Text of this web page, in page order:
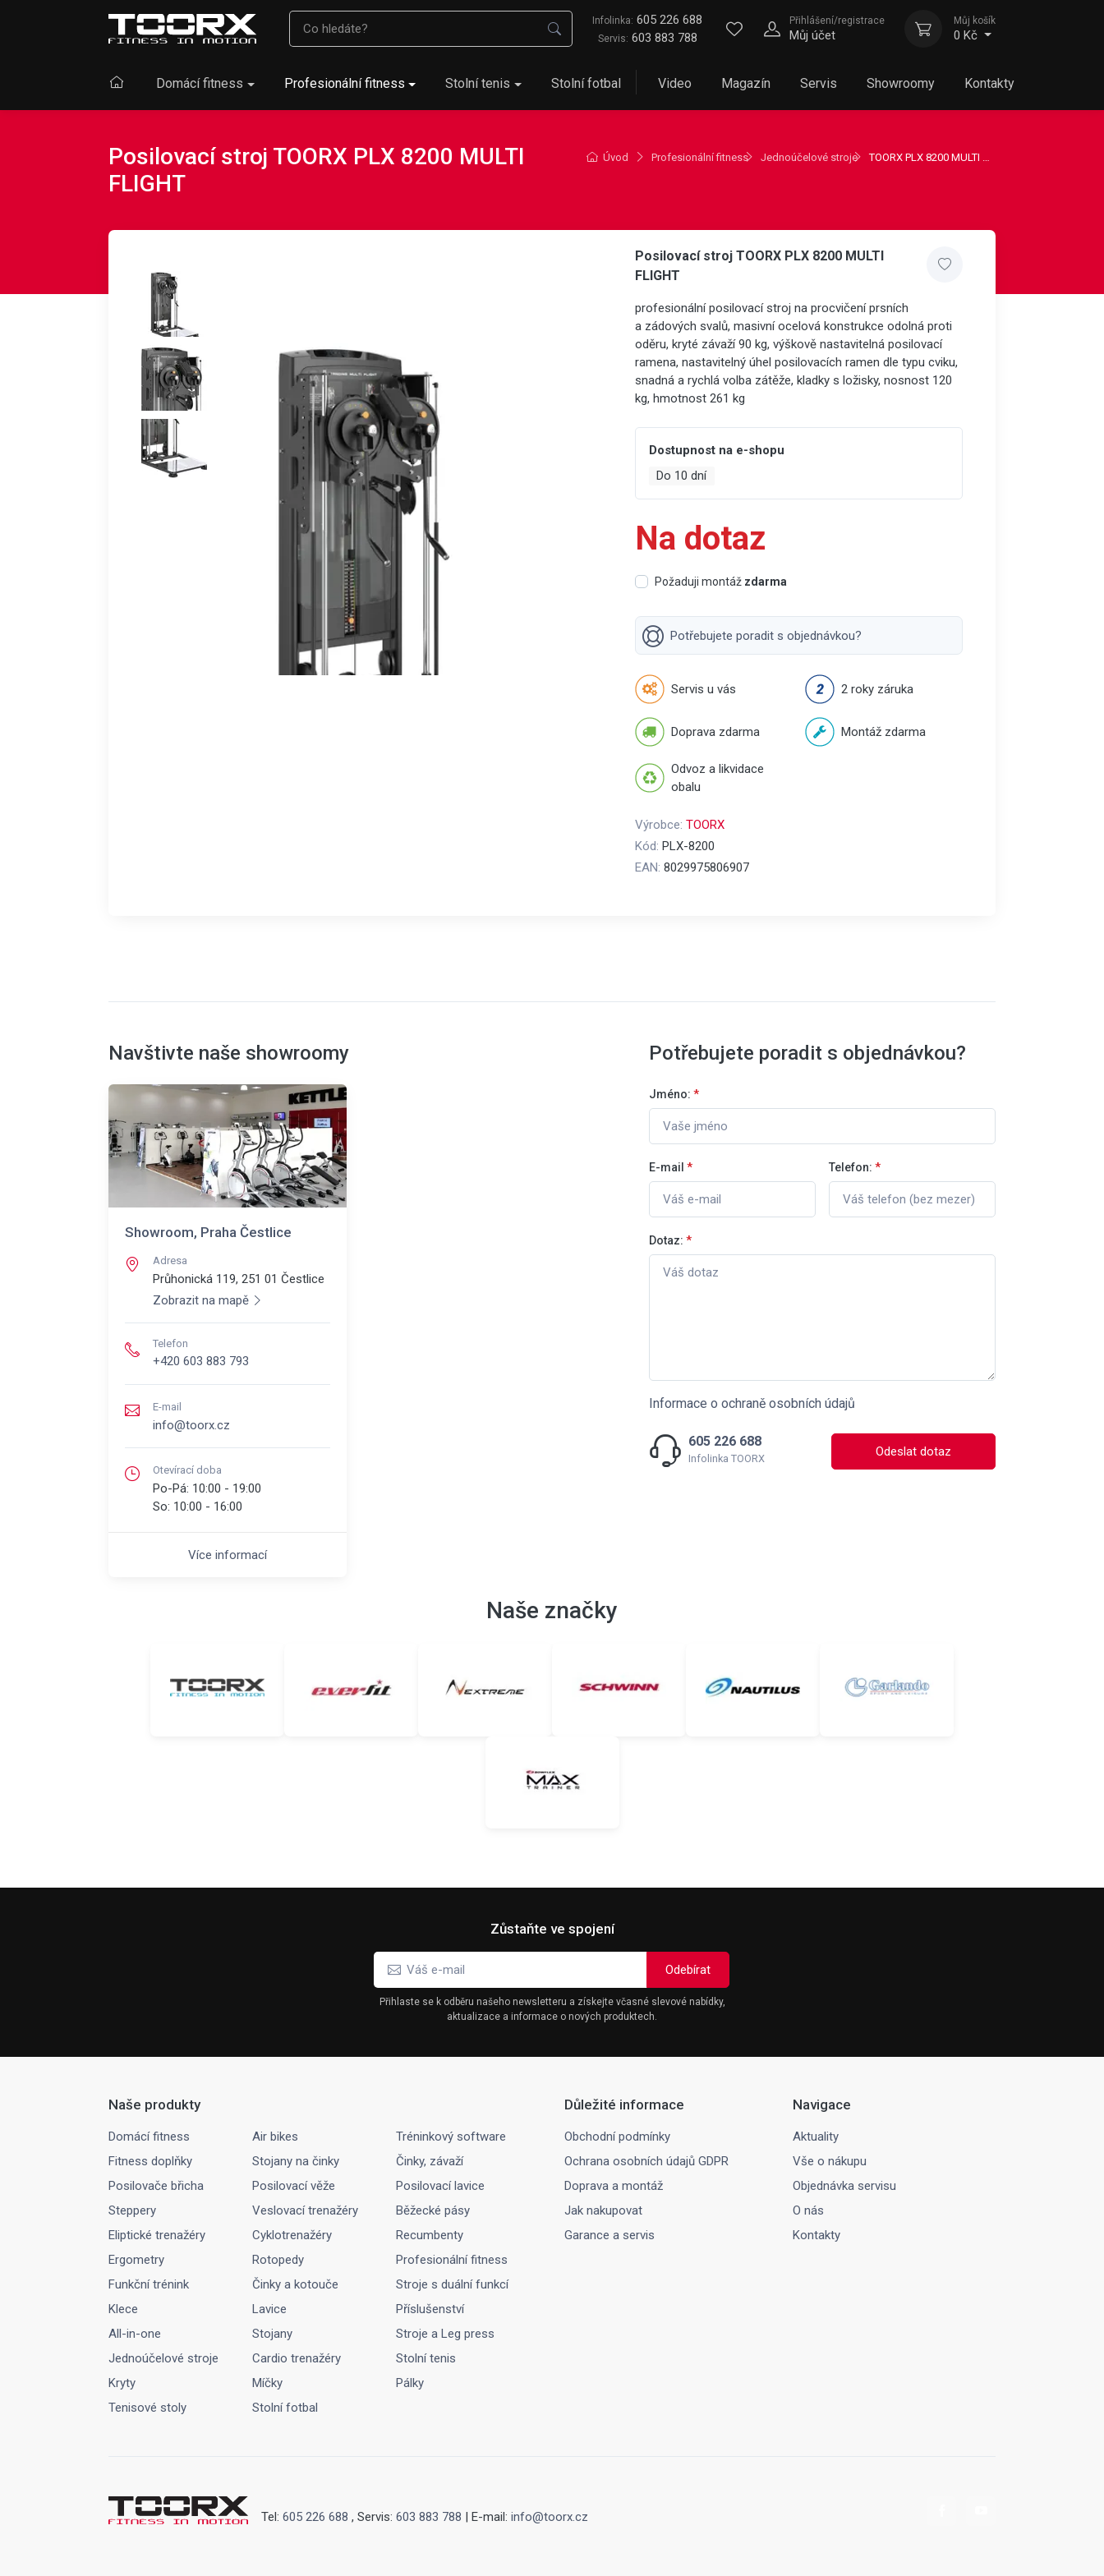
Infolinka: 605 226 688
Servis: 603 883 788
Přihlášení/registrace
Můj účet
Můj košík
0 Kč
Domácí fitness Profesionální fitness Stolní tenis Stolní fotbal Video Magazín Servis Showroomy Kontakty
Úvod Profesionální fitness Jednoúčelové stroje TOORX PLX 8200 MULTI FLIGHT
Posilovací stroj TOORX PLX 8200 MULTI
FLIGHT
Posilovací stroj TOORX PLX 8200 MULTI
FLIGHT
profesionální posilovací stroj na procvičení prsních
a zádových svalů, masivní ocelová konstrukce odolná proti
oděru, kryté závaží 90 kg, výškově nastavitelná posilovací
ramena, nastavitelný úhel posilovacích ramen dle typu cviku,
snadná a rychlá volba zátěže, kladky s ložisky, nosnost 120
kg, hmotnost 261 kg
Dostupnost na e-shopu
Do 10 dní
Na dotaz
Požaduji montáž zdarma
Potřebujete poradit s objednávkou?
Servis u vás 2 roky záruka
Doprava zdarma Montáž zdarma
Odvoz a likvidace
obalu
Výrobce: TOORX
Kód: PLX-8200
EAN: 8029975806907
Navštivte naše showroomy
Showroom, Praha Čestlice
Adresa
Průhonická 119, 251 01 Čestlice
Zobrazit na mapě
Telefon
+420 603 883 793
E-mail
info@toorx.cz
Otevírací doba
Po-Pá: 10:00 - 19:00
So: 10:00 - 16:00
Více informací
Potřebujete poradit s objednávkou?
Jméno: *
E-mail * Telefon: *
Dotaz: *
Informace o ochraně osobních údajů
605 226 688
Infolinka TOORX Odeslat dotaz
Naše značky
Zůstaňte ve spojení
Přihlaste se k odběru našeho newsletteru a získejte včasné slevové nabídky,
aktualizace a informace o nových produktech.
Naše produkty
Domácí fitness Air bikes
Tréninkový software
Fitness doplňky
Stojany na činky
Činky, závaží
Posilovače břicha
Posilovací věže
Posilovací lavice
Steppery
Veslovací trenažéry
Běžecké pásy
Eliptické trenažéry
Cyklotrenažéry
Recumbenty
Ergometry
Rotopedy
Profesionální fitness
Funkční trénink
Činky a kotouče
Stroje s duální funkcí
Klece
Lavice
Příslušenství
All-in-one
Stojany
Stroje a Leg press
Jednoúčelové stroje
Cardio trenažéry
Stolní tenis
Kryty
Míčky
Pálky
Tenisové stoly
Stolní fotbal
Důležité informace
Obchodní podmínky
Ochrana osobních údajů GDPR
Doprava a montáž
Jak nakupovat
Garance a servis
Navigace
Aktuality
Vše o nákupu
Objednávka servisu
O nás
Kontakty
Tel: 605 226 688 , Servis: 603 883 788 | E-mail: info@toorx.cz